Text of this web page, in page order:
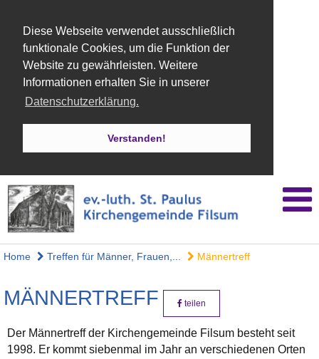
Diese Webseite verwendet ausschließlich
funktionale Cookies, um die Funktion der
Website zu gewährleisten. Weitere
Informationen erhalten Sie in unserer
Datenschutzerklärung.
Verstanden!
Home Treffen für Männer, Frauen,... Männertreff
MÄNNERTREFF teilen
Der Männertreff der Kirchengemeinde Filsum besteht seit
1998. Er kommt siebenmal im Jahr an verschiedenen Orten